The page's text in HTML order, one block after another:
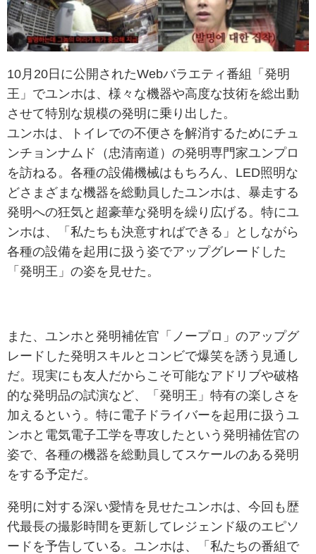
10月20日に公開されたWebバラエティ番組「発明
王」でユンホは、様々な機器や高度な技術を総出動
させて特別な規模の発明に乗り出した。
ユンホは、トイレでの不便さを解消するためにチュ
ンチョンナムド（忠清南道）の発明専門家ユンプロ
を訪ねる。各種の設備機械はもちろん、LED照明な
どさまざまな機器を総動員したユンホは、暴走する
発明への狂気と超豪華な発明を繰り広げる。特にユ
ンホは、「私たちも決意すればできる」としながら
各種の設備を起用に扱う姿でアップグレードした
「発明王」の姿を見せた。
また、ユンホと発明補佐官「ノープロ」のアップグ
レードした発明スキルとコンビで爆笑を誘う見通し
だ。現実にも友人だからこそ可能なアドリブや破格
的な発明品の試演など、「発明王」特有の楽しさを
加えるという。特に電子ドライバーを起用に扱うユ
ンホと電気電子工学を専攻したという発明補佐官の
姿で、各種の機器を総動員してスケールのある発明
をする予定だ。
発明に対する深い愛情を見せたユンホは、今回も歴
代最長の撮影時間を更新してレジェンド級のエピソ
ードを予告している。ユンホは、「私たちの番組で